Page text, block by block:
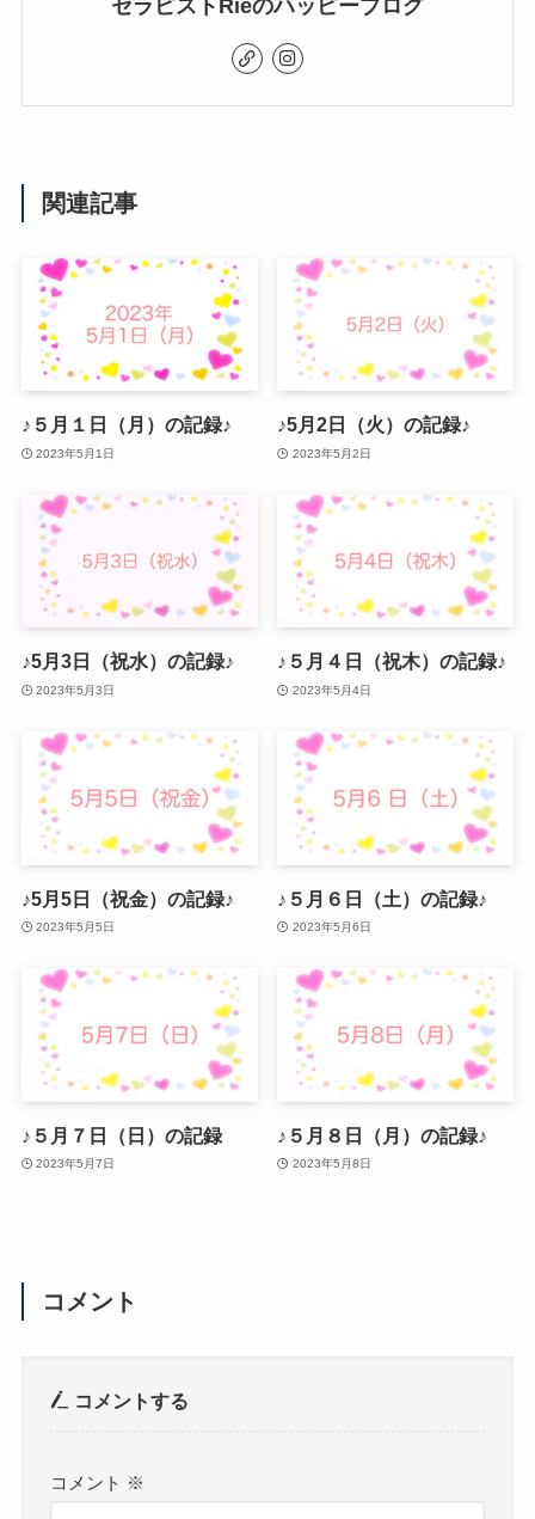
セラピストRieのハッピーブログ
関連記事
♪５月１日（月）の記録♪
2023年5月1日
♪5月2日（火）の記録♪
2023年5月2日
♪5月3日（祝水）の記録♪
2023年5月3日
♪５月４日（祝木）の記録♪
2023年5月4日
♪5月5日（祝金）の記録♪
2023年5月5日
♪５月６日（土）の記録♪
2023年5月6日
♪５月７日（日）の記録
2023年5月7日
♪５月８日（月）の記録♪
2023年5月8日
コメント
コメントする
コメント ※